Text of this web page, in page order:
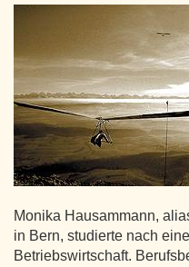
Monika Hausammann,
in Bern, studierte nach
Betriebswirtschaft.